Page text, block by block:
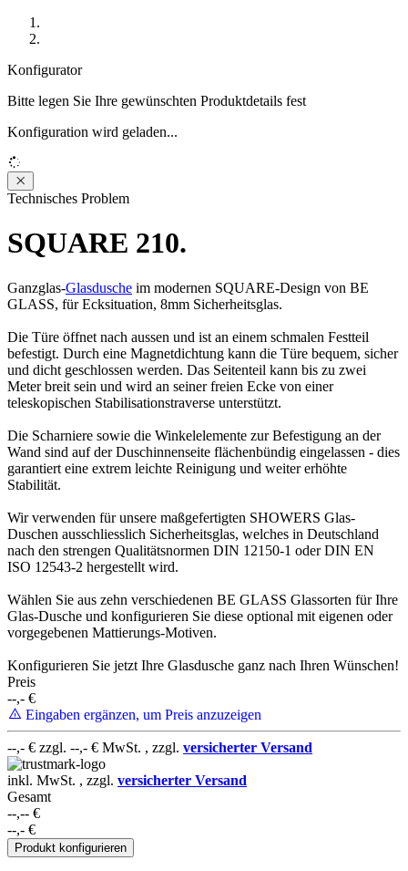
Konfigurator
Bitte legen Sie Ihre gewünschten Produktdetails fest
Konfiguration wird geladen...
Loading...
Technisches Problem
SQUARE 210.
Ganzglas-Glasdusche im modernen SQUARE-Design von BE
GLASS, für Ecksituation, 8mm Sicherheitsglas.
Die Türe öffnet nach aussen und ist an einem schmalen Festteil
befestigt. Durch eine Magnetdichtung kann die Türe bequem, sicher
und dicht geschlossen werden. Das Seitenteil kann bis zu zwei
Meter breit sein und wird an seiner freien Ecke von einer
teleskopischen Stabilisationstraverse unterstützt.
Die Scharniere sowie die Winkelelemente zur Befestigung an der
Wand sind auf der Duschinnenseite flächenbündig eingelassen - dies
garantiert eine extrem leichte Reinigung und weiter erhöhte
Stabilität.
Wir verwenden für unsere maßgefertigten SHOWERS Glas-
Duschen ausschliesslich Sicherheitsglas, welches in Deutschland
nach den strengen Qualitätsnormen DIN 12150-1 oder DIN EN
ISO 12543-2 hergestellt wird.
Wählen Sie aus zehn verschiedenen BE GLASS Glassorten für Ihre
Glas-Dusche und konfigurieren Sie diese optional mit eigenen oder
vorgegebenen Mattierungs-Motiven.
Konfigurieren Sie jetzt Ihre Glasdusche ganz nach Ihren Wünschen!
Preis
--,- €
Eingaben ergänzen, um Preis anzuzeigen
--,- € zzgl. --,- € MwSt. , zzgl. versicherter Versand
inkl. MwSt. , zzgl. versicherter Versand
Gesamt
--,-- €
--,- €
Produkt konfigurieren
Alles zu meiner Zufriedenheit